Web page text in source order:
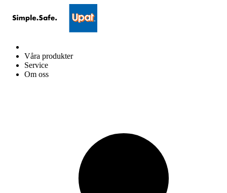
Våra produkter
Service
Om oss